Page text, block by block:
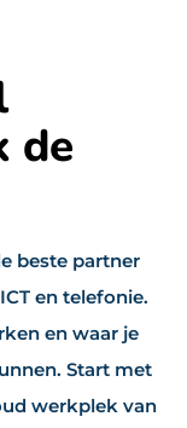
de
beste partner
en telefonie.
en waar je
Start met
werkplek van